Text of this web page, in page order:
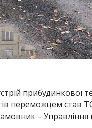
прибудинкової
переможцем став
– Управління